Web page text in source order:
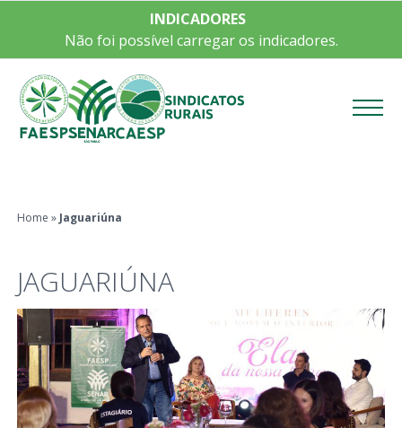
INDICADORES
Não foi possível carregar os indicadores.
Home » Jaguariúna
JAGUARIÚNA